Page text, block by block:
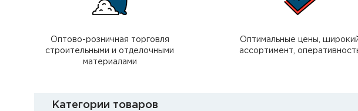
Оптово-розничная торговля
строительными и отделочными
материалами
Оптимальные цены,
ассортимент,
Категории товаров